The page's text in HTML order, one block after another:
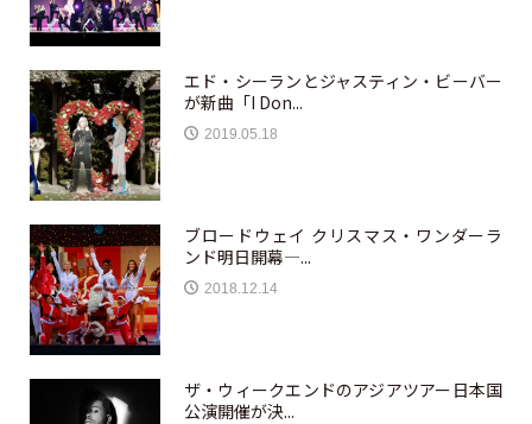
エド・シーランとジャスティン・ビーバー
が新曲「I Don...
2019.05.18
ブロードウェイ クリスマス・ワンダーラ
ンド明日開幕—...
2018.12.14
ザ・ウィークエンドのアジアツアー日本国
公演開催が決...